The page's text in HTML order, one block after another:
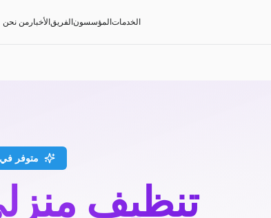
الخدماتالمؤسسونالفريقالأخبار من نحن
متوفر
تنظيف